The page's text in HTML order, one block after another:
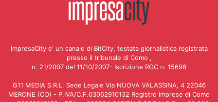
ImpresaCity e' un canale di BitCity, testata giornalistica registrata
presso il tribunale di Como ,
n. 21/2007 del 11/10/2007- Iscrizione ROC n. 15698
G11 MEDIA S.R.L. Sede Legale Via NUOVA VALASSINA, 4 22046
MERONE (CO) - P.IVA/C.F.03062910132 Registro imprese di Como